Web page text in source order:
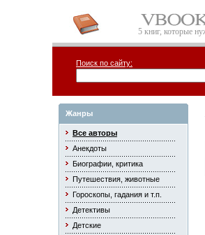
5 книг, которые
Поиск по сайту:
Жанры
Все авторы
Анекдоты
Биографии, критика
Путешествия, животные
Гороскопы, гадания и т.п.
Детективы
Детские